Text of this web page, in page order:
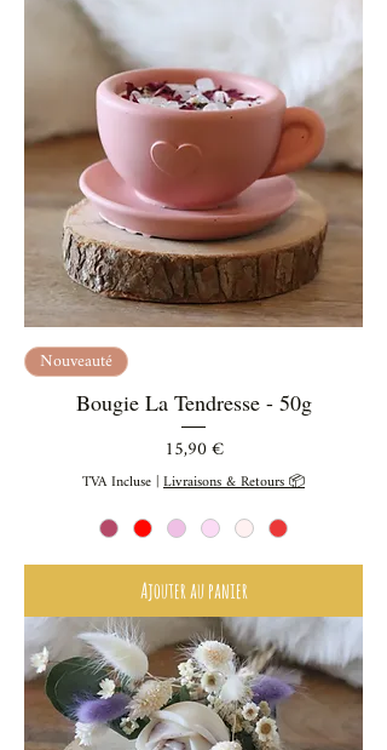
Nouveauté
Bougie La Tendresse - 50g
Prix
15,90 €
TVA Incluse|Livraisons & Retours 📦
Ajouter au panier